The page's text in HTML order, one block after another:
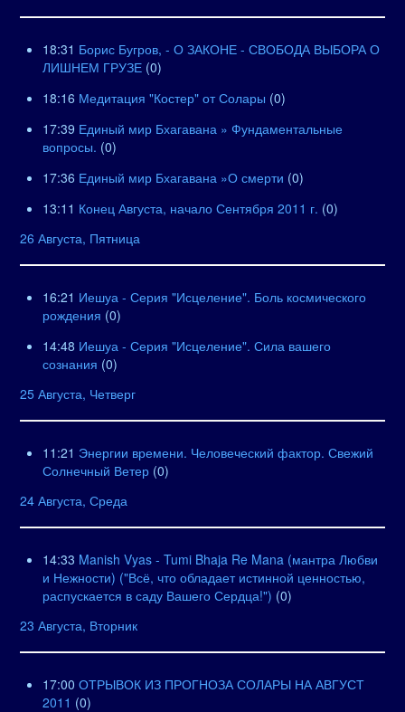
18:31 Борис Бугров, - О ЗАКОНЕ - СВОБОДА ВЫБОРА О
ЛИШНЕМ ГРУЗЕ (0)
18:16 Медитация "Костер" от Солары (0)
17:39 Единый мир Бхагавана » Фундаментальные
вопросы. (0)
17:36 Единый мир Бхагавана »О смерти (0)
13:11 Конец Августа, начало Сентября 2011 г. (0)
26 Августа, Пятница
16:21 Иешуа - Серия "Исцеление". Боль космического
рождения (0)
14:48 Иешуа - Серия "Исцеление". Сила вашего
сознания (0)
25 Августа, Четверг
11:21 Энергии времени. Человеческий фактор. Свежий
Солнечный Ветер (0)
24 Августа, Среда
14:33 Manish Vyas - Tumi Bhaja Re Mana (мантра Любви
и Нежности) ("Всё, что обладает истинной ценностью,
распускается в саду Вашего Сердца!") (0)
23 Августа, Вторник
17:00 ОТРЫВОК ИЗ ПРОГНОЗА СОЛАРЫ НА АВГУСТ
2011 (0)